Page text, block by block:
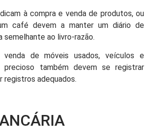
à compra e venda de produtos, ou
café devem a manter um diário de
semelhante ao livro-razão.
venda de móveis usados, veículos e
também devem se registrar
registros adequados.